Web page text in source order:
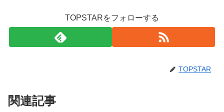
TOPSTARをフォローする
TOPSTAR
関連記事